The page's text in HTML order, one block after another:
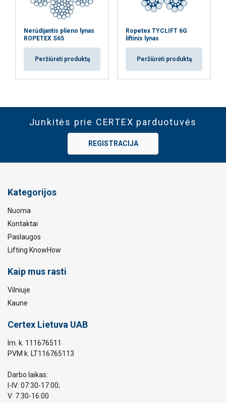
Nerūdijantis plieno lynas
ROPETEX S65
Peržiūrėti produktą
Ropetex TYCLIFT 6G
liftinis lynas
Peržiūrėti produktą
Junkitės prie CERTEX parduotuvės
REGISTRACIJA
Kategorijos
Nuoma
Kontaktai
Paslaugos
Lifting KnowHow
Kaip mus rasti
Vilniuje
Kaune
Certex Lietuva UAB
Im. k. 111676511
PVM k. LT116765113
Darbo laikas:
I-IV: 07:30-17:00;
V: 7.30-16:00